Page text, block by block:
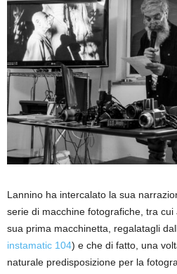
Lannino ha intercalato la sua
serie di macchine fotografiche, tra
sua prima macchinetta, regalatagli
instamatic 104) e che di fatto, una
naturale predisposizione per la